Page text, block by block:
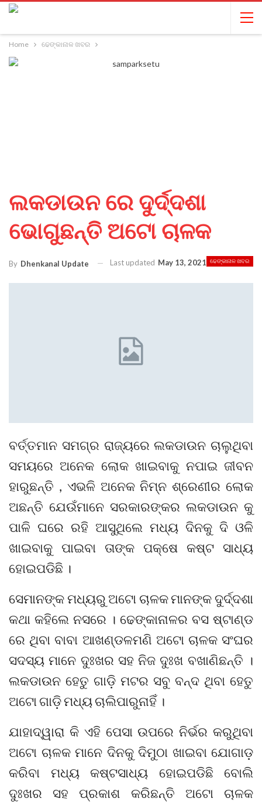
Home ଢେଙ୍କାନାଳ ଖବର
ଲକଡାଉନ ରେ ଦୁର୍ଦ୍ଦଶା
ଭୋଗୁଛନ୍ତି ଅଟୋ ଚାଳକ
ଢେଙ୍କାନାଳ ଖବର
By Dhenkanal Update Last updated May 13, 2021
ବର୍ତ୍ତମାନ ସମଗ୍ର ରାଜ୍ୟରେ ଲକଡାଉନ ଚାଲୁଥିବା
ସମୟରେ ଅନେକ ଲୋକ ଖାଇବାକୁ ନପାଇ ଜୀବନ
ହାରୁଛନ୍ତି , ଏଭଳି ଅନେକ ନିମ୍ନ ଶ୍ରେଣୀର ଲୋକ
ଅଛନ୍ତି ଯେଉଁମାନେ ସରକାରଙ୍କର ଲକଡାଉନ କୁ
ପାଳି ଘରେ ରହି ଆସୁଥିଲେ ମଧ୍ୟ ଦିନକୁ ଦି ଓଳି
ଖାଇବାକୁ ପାଇବା ତାଙ୍କ ପକ୍ଷେ କଷ୍ଟ ସାଧ୍ୟ
ହୋଇପଡିଛି ।
ସେମାନଙ୍କ ମଧ୍ୟରୁ ଅଟୋ ଚାଳକ ମାନଙ୍କ ଦୁର୍ଦ୍ଦଶା
କଥା କହିଲେ ନସରେ । ଢେଙ୍କାନାଳର ବସ ଷ୍ଟାଣ୍ଡ
ରେ ଥିବା ବାବା ଆଖଣ୍ଡଳମଣି ଅଟୋ ଚାଳକ ସଂଘର
ସଦସ୍ୟ ମାନେ ଦୁଃଖର ସହ ନିଜ ଦୁଃଖ ବଖାଣିଛନ୍ତି ।
ଲକଡାଉନ ହେତୁ ଗାଡ଼ି ମଟର ସବୁ ବନ୍ଦ ଥିବା ହେତୁ
ଅଟୋ ଗାଡ଼ି ମଧ୍ୟ ଚାଲିପାରୁନାହିଁ ।
ଯାହାଦ୍ୱାରା କି ଏହି ପେସା ଉପରେ ନିର୍ଭର କରୁଥିବା
ଅଟୋ ଚାଳକ ମାନେ ଦିନକୁ ଦିମୁଠା ଖାଇବା ଯୋଗାଡ଼
କରିବା ମଧ୍ୟ କଷ୍ଟସାଧ୍ୟ ହୋଇପଡିଛି ବୋଲି
ଦୁଃଖର ସହ ପ୍ରକାଶ କରିଛନ୍ତି ଅଟୋ ଚାଳକ